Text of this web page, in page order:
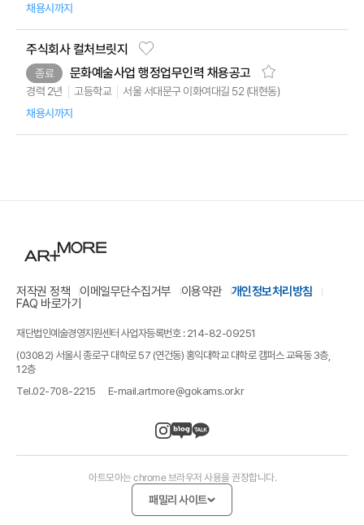
채용시까지
주식회사 컬처브릿지
종료 문화예술사업 행정업무인력 채용공고
경력 2년 고등학교 서울 서대문구 이화여대길 52 (대현동)
채용시까지
저작권 정책 이메일무단수집거부 이용약관
개인정보처리방침
FAQ 바로가기
재단법인예술경영지원센터 사업자등록번호 : 214-82-09251
(03082) 서울시 종로구 대학로 57 (연건동) 홍익대학교 대학로 캠퍼스 교육동 3층,
12층
Tel.02-708-2215 E-mail.artmore@gokams.or.kr
아트모아는 chrome 브라우저 사용을 권장합니다.
패밀리 사이트